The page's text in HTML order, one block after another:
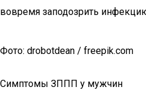
вовремя заподозрить
Фото: drobotdean / freepik.com
Симптомы ЗППП у мужчин